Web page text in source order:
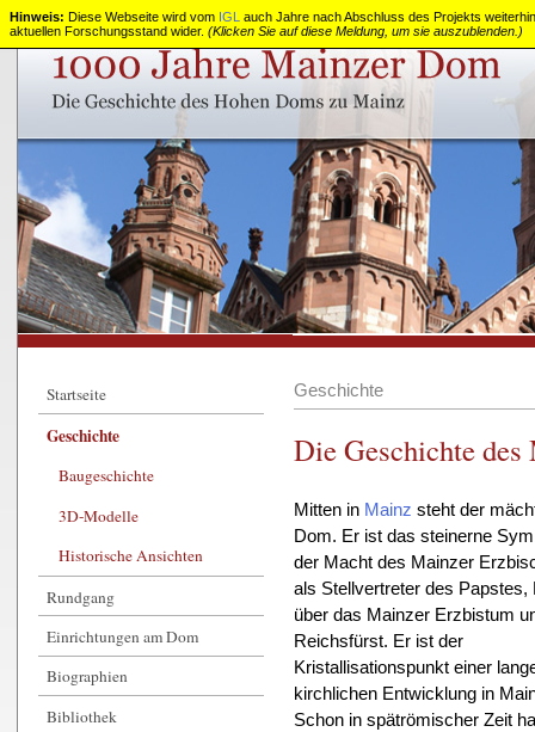
1000
Jahre
Mainzer
Dom
Startseite
Geschichte
Baugeschichte
3D-Modelle
Historische Ansichten
Rundgang
Einrichtungen am Dom
Biographien
Bibliothek
Geschichte
Die Geschichte
Mitten in Mainz steht der
Dom. Er ist das steinerne
der Macht des Mainzer
als Stellvertreter des Papstes,
über das Mainzer Erzbistum
Reichsfürst. Er ist der
Kristallisationspunkt einer
kirchlichen Entwicklung in
Schon in spätrömischer Zeit
Hinweis: Diese Webseite wird vom IGL auch Jahre nach Abschluss des Projekts
aktuellen Forschungsstand wider. (Klicken Sie auf diese Meldung, um sie auszublenden.)